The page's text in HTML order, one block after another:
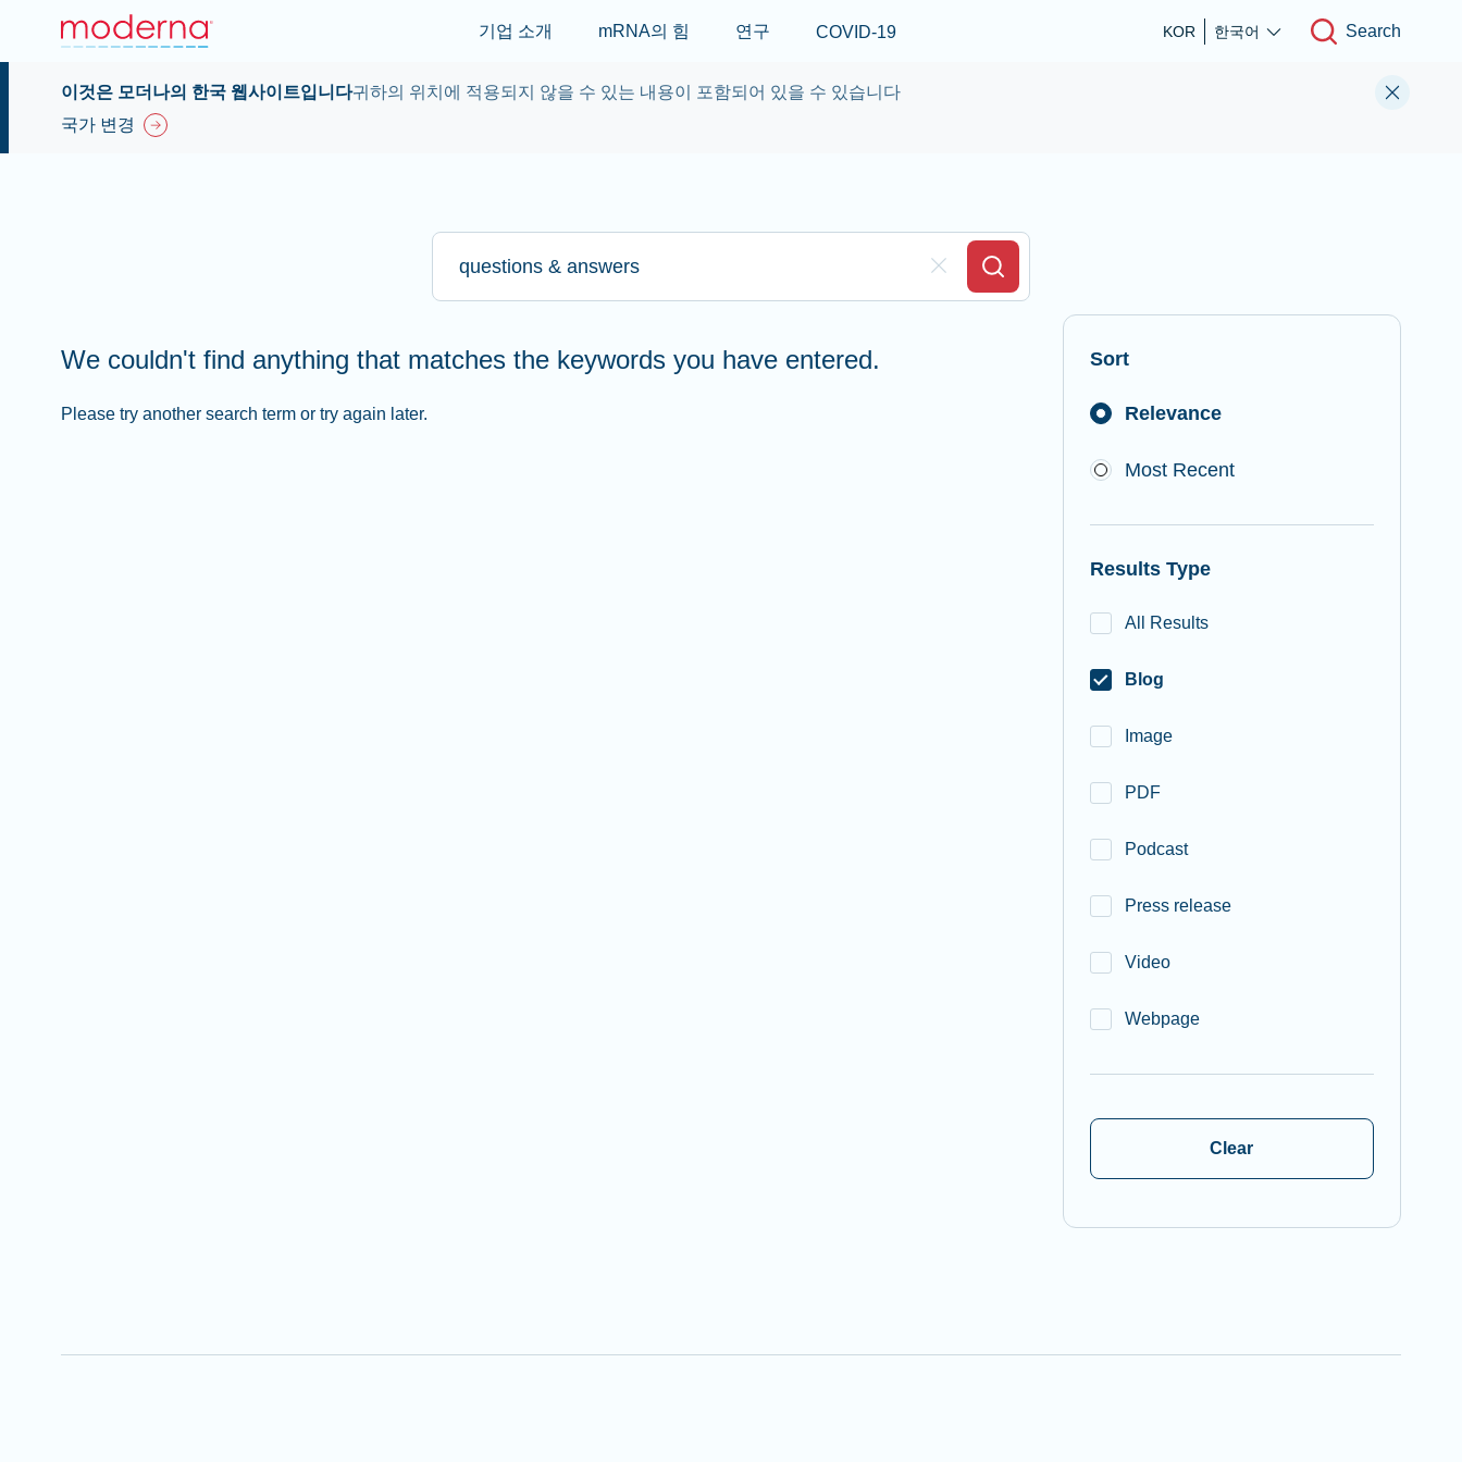
Skip to main content
기업 소개 mRNA의 힘 연구 COVID-19 KOR 한국어 Search
이것은 모더나의 한국 웹사이트입니다귀하의 위치에 적용되지 않을 수 있는 내용이 포함되어 있을 수 있습니다
국가 변경
Type here to search
Clear Field
Search
We couldn't find anything that matches the keywords you have entered.
Please try another search term or try again later.
Sort
Relevance
Most Recent
Results Type
All Results
Blog
Image
PDF
Podcast
Press release
Video
Webpage
Clear